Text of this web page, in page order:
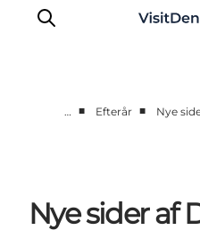
Videncenter
Aktiviteter
… ■ Efterår ■ Nye
Nye sider af